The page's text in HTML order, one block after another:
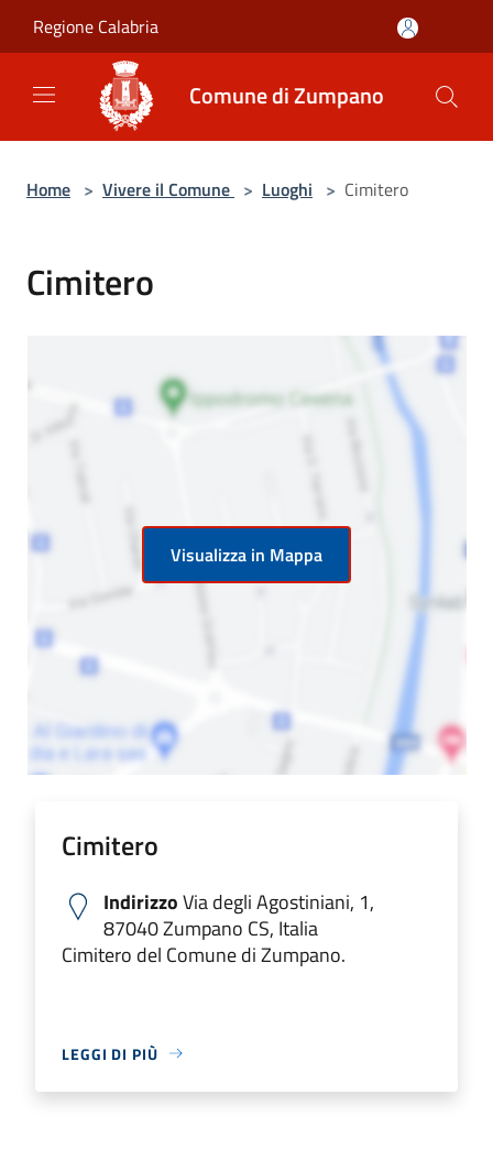
Regione Calabria
Comune di Zumpano
Home > Vivere il Comune > Luoghi > Cimitero
Cimitero
Visualizza in Mappa
Cimitero
IndirizzoVia degli Agostiniani, 1,
87040 Zumpano CS, Italia
Cimitero del Comune di Zumpano.
LEGGI DI PIÙ